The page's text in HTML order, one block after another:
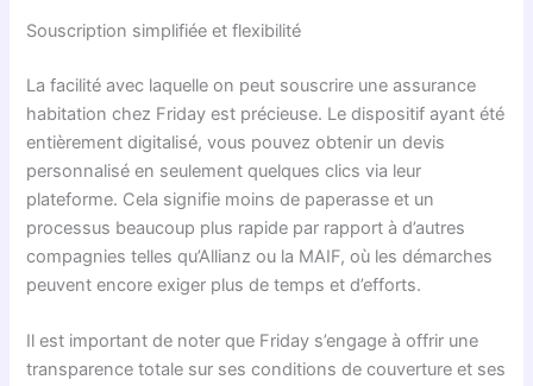
Souscription simplifiée et flexibilité
La facilité avec laquelle on peut souscrire une assurance
habitation chez Friday est précieuse. Le dispositif ayant été
entièrement digitalisé, vous pouvez obtenir un devis
personnalisé en seulement quelques clics via leur
plateforme. Cela signifie moins de paperasse et un
processus beaucoup plus rapide par rapport à d’autres
compagnies telles qu’Allianz ou la MAIF, où les démarches
peuvent encore exiger plus de temps et d’efforts.
Il est important de noter que Friday s’engage à offrir une
transparence totale sur ses conditions de couverture et ses